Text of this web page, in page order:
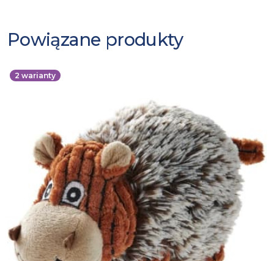
Powiązane produkty
2 warianty